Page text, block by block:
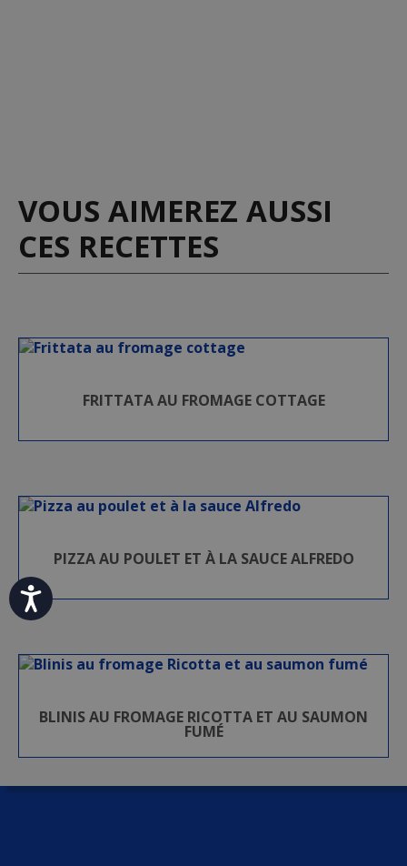
Accessibility
VOUS AIMEREZ AUSSI
CES RECETTES
FRITTATA AU FROMAGE COTTAGE
PIZZA AU POULET ET À LA SAUCE ALFREDO
BLINIS AU FROMAGE RICOTTA ET AU SAUMON
FUMÉ